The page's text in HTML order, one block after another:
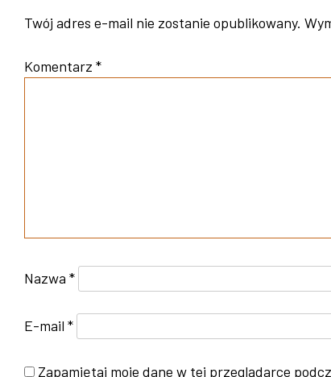
Twój adres e-mail nie zostanie opublikowany.
Komentarz *
Nazwa *
E-mail *
Zapamiętaj moje dane w tej przeglądarce